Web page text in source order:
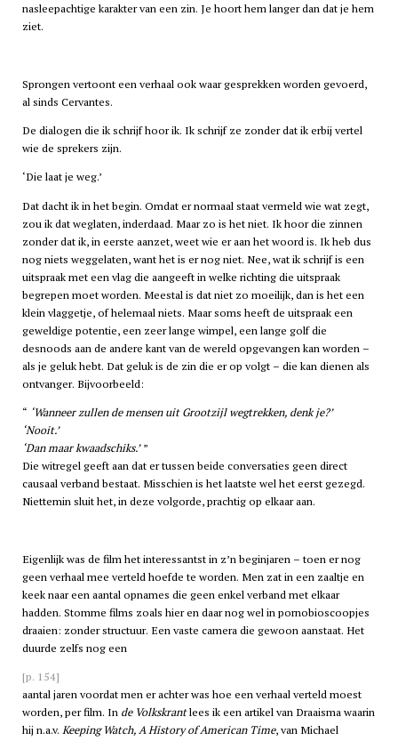
nasleepachtige karakter van een zin. Je hoort hem langer dan dat je hem
ziet.
Sprongen vertoont een verhaal ook waar gesprekken worden gevoerd,
al sinds Cervantes.
De dialogen die ik schrijf hoor ik. Ik schrijf ze zonder dat ik erbij vertel
wie de sprekers zijn.
‘Die laat je weg.’
Dat dacht ik in het begin. Omdat er normaal staat vermeld wie wat zegt,
zou ik dat weglaten, inderdaad. Maar zo is het niet. Ik hoor die zinnen
zonder dat ik, in eerste aanzet, weet wie er aan het woord is. Ik heb dus
nog niets weggelaten, want het is er nog niet. Nee, wat ik schrijf is een
uitspraak met een vlag die aangeeft in welke richting die uitspraak
begrepen moet worden. Meestal is dat niet zo moeilijk, dan is het een
klein vlaggetje, of helemaal niets. Maar soms heeft de uitspraak een
geweldige potentie, een zeer lange wimpel, een lange golf die
desnoods aan de andere kant van de wereld opgevangen kan worden –
als je geluk hebt. Dat geluk is de zin die er op volgt – die kan dienen als
ontvanger. Bijvoorbeeld:
‘Wanneer zullen de mensen uit Grootzijl wegtrekken, denk je?’
‘Nooit.’
‘Dan maar kwaadschiks.’
Die witregel geeft aan dat er tussen beide conversaties geen direct
causaal verband bestaat. Misschien is het laatste wel het eerst gezegd.
Niettemin sluit het, in deze volgorde, prachtig op elkaar aan.
Eigenlijk was de film het interessantst in z’n beginjaren – toen er nog
geen verhaal mee verteld hoefde te worden. Men zat in een zaaltje en
keek naar een aantal opnames die geen enkel verband met elkaar
hadden. Stomme films zoals hier en daar nog wel in pornobioscoopjes
draaien: zonder structuur. Een vaste camera die gewoon aanstaat. Het
duurde zelfs nog een
[p. 154]
aantal jaren voordat men er achter was hoe een verhaal verteld moest
worden, per film. In de Volkskrantlees ik een artikel van Draaisma waarin
hij n.a.v. Keeping Watch, A History of American Time, van Michael